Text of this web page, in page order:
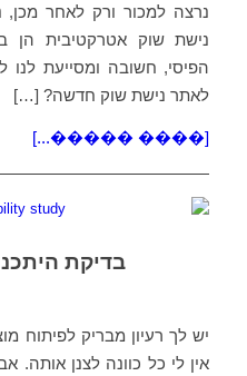
נרצה למכור ורק לאחר
נישת שוק אטרקטיבית הן
הפיסי, חשובה ומסייעת
לאתר נישת שוק חדשה? […]
[���� �����...]
בדיקת
יש לך רעיון מבריק לפיתוח
אין לי כל כוונה לצנן אותה.